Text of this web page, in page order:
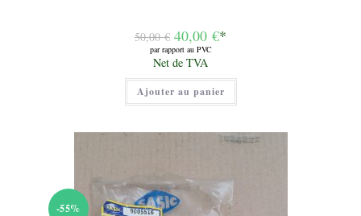
50,00€ Le
prix
initial
était :
50,00 €.
40,00 €*
par rapport au PVC
Le
prix
actuel
est :
40,00 €.
Net de TVA
Ajouter au panier
-55%